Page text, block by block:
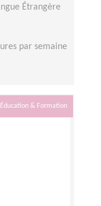
Étrangère
par semaine
Éducation & Formation